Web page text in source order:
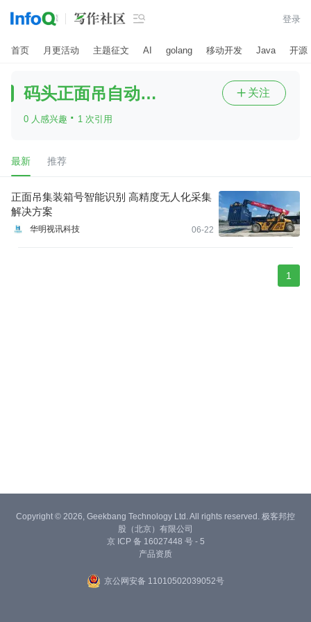
 登录
首页 月更活动 主题征文 AI golang 移动开发 Java 开源
码头正面吊自动读箱号
0 人感兴趣 · 1 次引用
 关注
最新 推荐
正面吊集装箱号智能识别 高精度无人化采集
解决方案
华明视讯科技 06-22
1
Copyright © 2026, Geekbang Technology Ltd. All rights reserved. 极客邦控
股（北京）有限公司
京 ICP 备 16027448 号 - 5
产品资质
京公网安备 11010502039052号